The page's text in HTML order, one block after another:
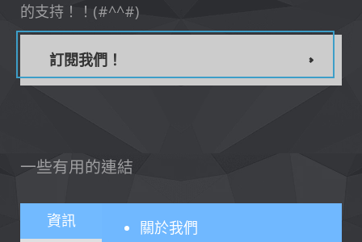
的支持！！(#^^#)
訂閱我們！
一些有用的連結
資訊 關於我們